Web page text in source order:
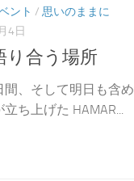
ント / 思いのままに
4日
り合う場所
間、そして明日も含
ち上げた HAMAR...